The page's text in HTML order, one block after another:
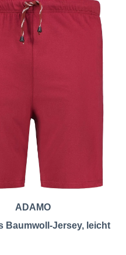
ADAMO
Baumwoll-Jersey, leicht